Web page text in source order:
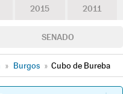
2015 2011
SENADO
» Burgos » Cubo de Bureba